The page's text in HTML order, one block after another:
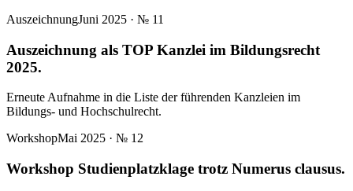
AuszeichnungJuni 2025 · № 11
Auszeichnung als TOP Kanzlei im Bildungsrecht
2025.
Erneute Aufnahme in die Liste der führenden Kanzleien im
Bildungs- und Hochschulrecht.
WorkshopMai 2025 · № 12
Workshop Studienplatzklage trotz Numerus clausus.